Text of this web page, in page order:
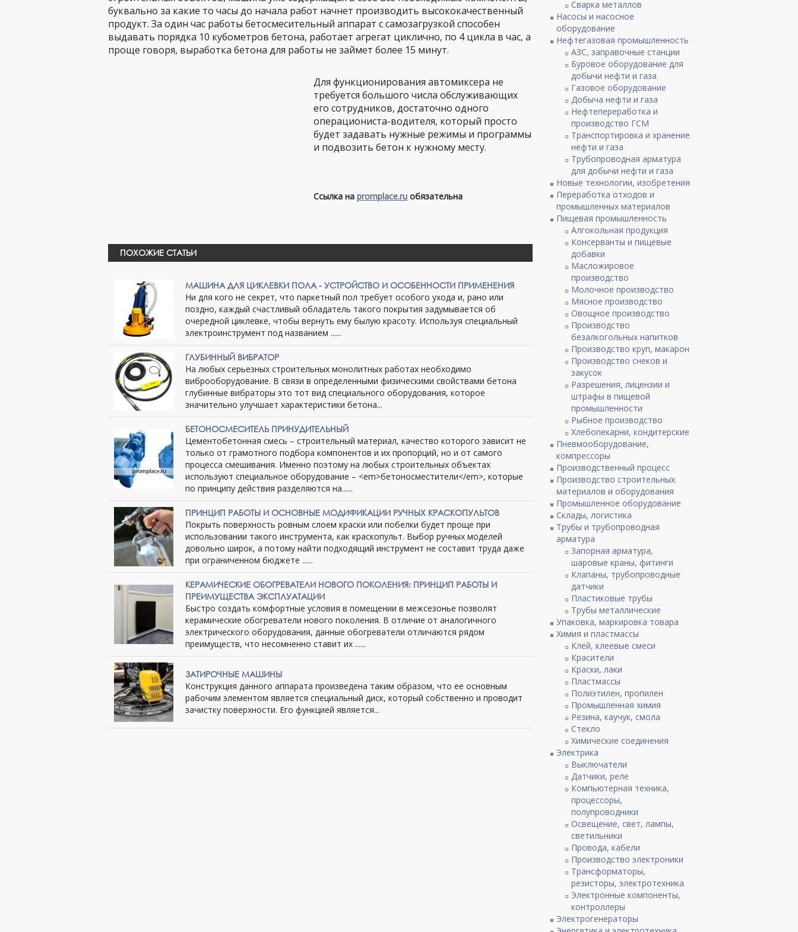
буквально за какие то часы до начала работ начнет производить высококачественный
продукт. За один час работы бетосмесительный аппарат с самозагрузкой способен
выдавать порядка 10 кубометров бетона, работает агрегат циклично, по 4 цикла в час, а
проще говоря, выработка бетона для работы не займет более 15 минут.
Для функционирования автомиксера не
требуется большого числа обслуживающих
его сотрудников, достаточно одного
операциониста-водителя, который просто
будет задавать нужные режимы и программы
и подвозить бетон к нужному месту.
Ссылка на promplace.ru обязательна
ПОХОЖИЕ СТАТЬИ
МАШИНА ДЛЯ ЦИКЛЕВКИ ПОЛА - УСТРОЙСТВО И ОСОБЕННОСТИ ПРИМЕНЕНИЯ
Ни для кого не секрет, что паркетный пол требует особого ухода и, рано или
поздно, каждый счастливый обладатель такого покрытия задумывается об
очередной циклевке, чтобы вернуть ему былую красоту. Используя специальный
электроинструмент под названием ......
ГЛУБИННЫЙ ВИБРАТОР
На любых серьезных строительных монолитных работах необходимо
виброоборудование. В связи в определенными физическими свойствами бетона
глубинные вибраторы это тот вид специального оборудования, которое
значительно улучшает характеристики бетона...
БЕТОНОСМЕСИТЕЛЬ ПРИНУДИТЕЛЬНЫЙ
Цементобетонная смесь – строительный материал, качество которого зависит не
только от грамотного подбора компонентов и их пропорций, но и от самого
процесса смешивания. Именно поэтому на любых строительных объектах
используют специальное оборудование – <em>бетоносместители</em>, которые
по принципу действия разделяются на......
ПРИНЦИП РАБОТЫ И ОСНОВНЫЕ МОДИФИКАЦИИ РУЧНЫХ КРАСКОПУЛЬТОВ
Покрыть поверхность ровным слоем краски или побелки будет проще при
использовании такого инструмента, как краскопульт. Выбор ручных моделей
довольно широк, а потому найти подходящий инструмент не составит труда даже
при ограниченном бюджете ......
КЕРАМИЧЕСКИЕ ОБОГРЕВАТЕЛИ НОВОГО ПОКОЛЕНИЯ: ПРИНЦИП РАБОТЫ И
ПРЕИМУЩЕСТВА ЭКСПЛУАТАЦИИ
Быстро создать комфортные условия в помещении в межсезонье позволят
керамические обогреватели нового поколения. В отличие от аналогичного
электрического оборудования, данные обогреватели отличаются рядом
преимуществ, что несомненно ставит их ......
ЗАТИРОЧНЫЕ МАШИНЫ
Конструкция данного аппарата произведена таким образом, что ее основным
рабочим элементом является специальный диск, который собственно и проводит
зачистку поверхности. Его функцией является...
Сварка металлов
Насосы и насосное
оборудование
Нефтегазовая промышленность
АЗС, заправочные станции
Буровое оборудование для
добычи нефти и газа
Газовое оборудование
Добыча нефти и газа
Нефтепереработка и
производство ГСМ
Транспортировка и хранение
нефти и газа
Трубопроводная арматура
для добычи нефти и газа
Новые технологии, изобретения
Переработка отходов и
промышленных материалов
Пищевая промышленность
Алгокольная продукция
Консерванты и пищевые
добавки
Масложировое
производство
Молочное производство
Мясное производство
Овощное производство
Производство
безалкогольных напитков
Производство круп, макарон
Производство снеков и
закусок
Разрешения, лицензии и
штрафы в пищевой
промышленности
Рыбное производство
Хлебопекарни, кондитерские
Пневмооборудование,
компрессоры
Производственный процесс
Производство строительных
материалов и оборудования
Промышленное оборудование
Склады, логистика
Трубы и трубопроводная
арматура
Запорная арматура,
шаровые краны, фитинги
Клапаны, трубопроводные
датчики
Пластиковые трубы
Трубы металлические
Упаковка, маркировка товара
Химия и пластмассы
Клей, клеевые смеси
Красители
Краски, лаки
Пластмассы
Полиэтилен, пропилен
Промышленная химия
Резина, каучук, смола
Стекло
Химические соединения
Электрика
Выключатели
Датчики, реле
Компьютерная техника,
процессоры,
полупроводники
Освещение, свет, лампы,
светильники
Провода, кабели
Производство электроники
Трансформаторы,
резисторы, электротехника
Электронные компоненты,
контроллеры
Электрогенераторы